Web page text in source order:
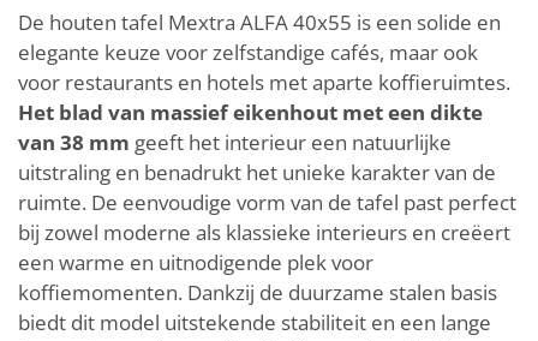
De houten tafel Mextra ALFA 40x55 is een solide en
elegante keuze voor zelfstandige cafés, maar ook
voor restaurants en hotels met aparte koffieruimtes.
Het blad van massief eikenhout met een dikte
van 38 mm geeft het interieur een natuurlijke
uitstraling en benadrukt het unieke karakter van de
ruimte. De eenvoudige vorm van de tafel past perfect
bij zowel moderne als klassieke interieurs en creëert
een warme en uitnodigende plek voor
koffiemomenten. Dankzij de duurzame stalen basis
biedt dit model uitstekende stabiliteit en een lange